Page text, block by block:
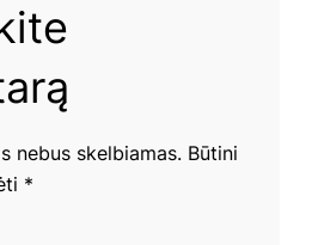
nebus skelbiamas. Būtini
*